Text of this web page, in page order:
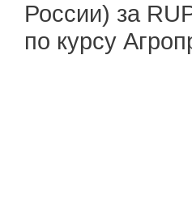
России) за
по курсу